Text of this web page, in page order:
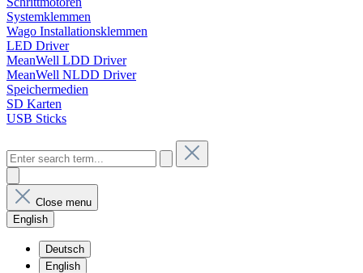
Systemklemmen
Wago Installationsklemmen
LED Driver
MeanWell LDD Driver
MeanWell NLDD Driver
Speichermedien
SD Karten
USB Sticks
Close menu
English
Deutsch
English